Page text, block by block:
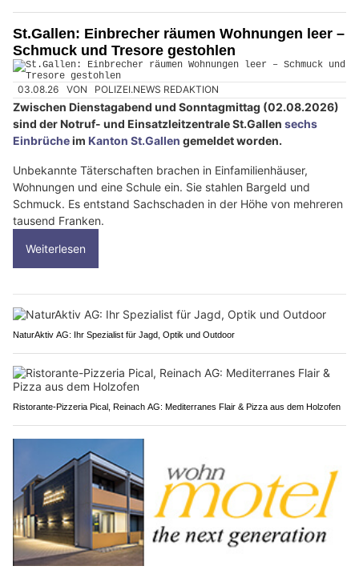
St.Gallen: Einbrecher räumen Wohnungen leer –
Schmuck und Tresore gestohlen
03.08.26 VON POLIZEI.NEWS REDAKTION
Zwischen Dienstagabend und Sonntagmittag (02.08.2026)
sind der Notruf- und Einsatzleitzentrale St.Gallen sechs
Einbrücheim Kanton St.Gallen gemeldet worden.
Unbekannte Täterschaften brachen in Einfamilienhäuser,
Wohnungen und eine Schule ein. Sie stahlen Bargeld und
Schmuck. Es entstand Sachschaden in der Höhe von mehreren
tausend Franken.
Weiterlesen
NaturAktiv AG: Ihr Spezialist für Jagd, Optik und Outdoor
Ristorante-Pizzeria Pical, Reinach AG: Mediterranes Flair & Pizza aus dem Holzofen